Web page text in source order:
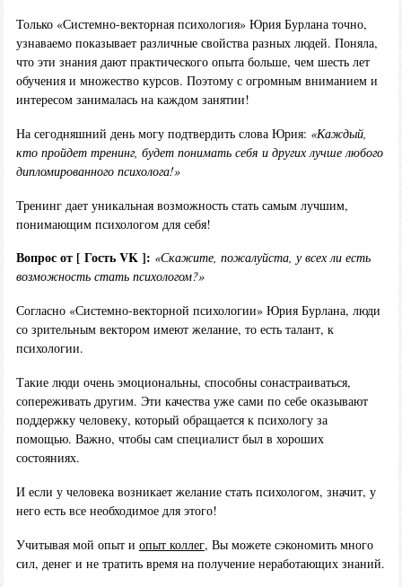
Только «Системно-векторная психология» Юрия Бурлана точно,
узнаваемо показывает различные свойства разных людей. Поняла,
что эти знания дают практического опыта больше, чем шесть лет
обучения и множество курсов. Поэтому с огромным вниманием и
интересом занималась на каждом занятии!
На сегодняшний день могу подтвердить слова Юрия: «Каждый,
кто пройдет тренинг, будет понимать себя и других лучше любого
дипломированного психолога!»
Тренинг дает уникальная возможность стать самым лучшим,
понимающим психологом для себя!
Вопрос от [ Гость VK ]: «Скажите, пожалуйста, у всех ли есть
возможность стать психологом?»
Согласно «Системно-векторной психологии» Юрия Бурлана, люди
со зрительным вектором имеют желание, то есть талант, к
психологии.
Такие люди очень эмоциональны, способны сонастраиваться,
сопереживать другим. Эти качества уже сами по себе оказывают
поддержку человеку, который обращается к психологу за
помощью. Важно, чтобы сам специалист был в хороших
состояниях.
И если у человека возникает желание стать психологом, значит, у
него есть все необходимое для этого!
Учитывая мой опыт и опыт коллег, Вы можете сэкономить много
сил, денег и не тратить время на получение неработающих знаний.